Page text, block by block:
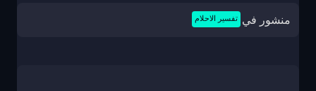
منشور في تفسير الاحلام